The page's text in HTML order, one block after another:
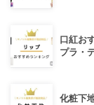
口紅お
プラ・
化粧下